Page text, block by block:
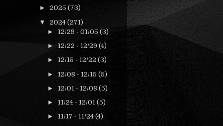
► 2025 (73)
▼ 2024 (271)
► 12/29 - 01/05 (3)
► 12/22 - 12/29 (4)
► 12/15 - 12/22 (3)
► 12/08 - 12/15 (5)
► 12/01 - 12/08 (5)
► 11/24 - 12/01 (5)
► 11/17 - 11/24 (4)